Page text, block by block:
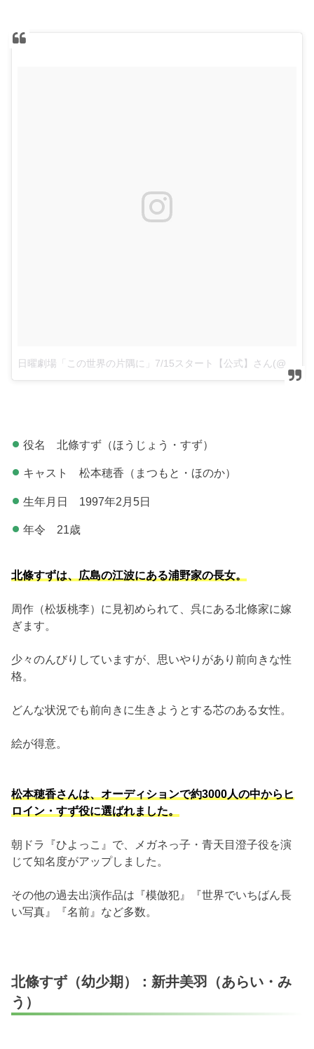
役名 北條すず（ほうじょう・すず）
キャスト 松本穂香（まつもと・ほのか）
生年月日 1997年2月5日
年令 21歳
北條すずは、広島の江波にある浦野家の長女。
周作（松坂桃李）に見初められて、呉にある北條家に嫁
ぎます。
少々のんびりしていますが、思いやりがあり前向きな性
格。
どんな状況でも前向きに生きようとする芯のある女性。
絵が得意。
松本穂香さんは、オーディションで約3000人の中からヒ
ロイン・すず役に選ばれました。
朝ドラ『ひよっこ』で、メガネっ子・青天目澄子役を演
じて知名度がアップしました。
その他の過去出演作品は『模倣犯』『世界でいちばん長
い写真』『名前』など多数。
北條すず（幼少期）：新井美羽（あらい・み
う）